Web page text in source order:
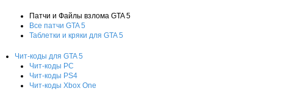
Патчи и Файлы взлома GTA 5
Все патчи GTA 5
Таблетки и кряки для GTA 5
Чит-коды для GTA 5
Чит-коды PC
Чит-коды PS4
Чит-коды Xbox One